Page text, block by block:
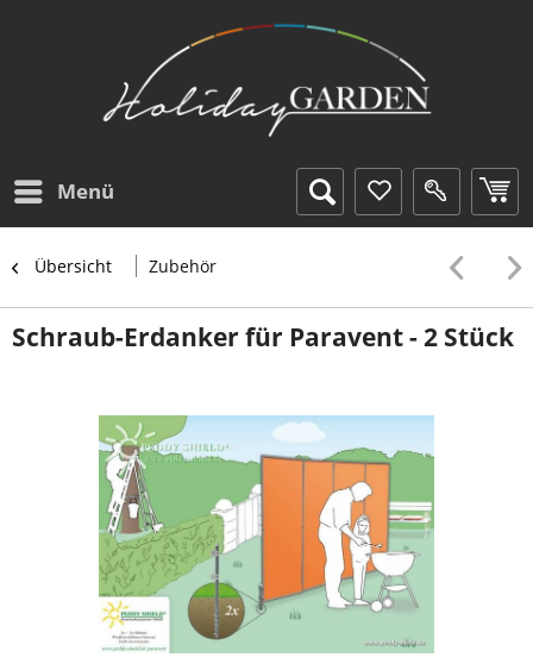
Menü
Übersicht Zubehör
Schraub-Erdanker für Paravent - 2 Stück